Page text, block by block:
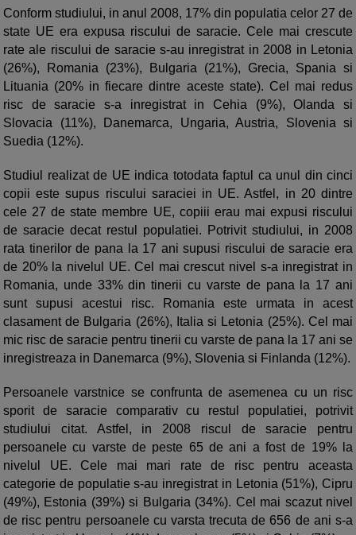
Conform studiului, in anul 2008, 17% din populatia celor 27 de
state UE era expusa riscului de saracie. Cele mai crescute
rate ale riscului de saracie s-au inregistrat in 2008 in Letonia
(26%), Romania (23%), Bulgaria (21%), Grecia, Spania si
Lituania (20% in fiecare dintre aceste state). Cel mai redus
risc de saracie s-a inregistrat in Cehia (9%), Olanda si
Slovacia (11%), Danemarca, Ungaria, Austria, Slovenia si
Suedia (12%).
Studiul realizat de UE indica totodata faptul ca unul din cinci
copii este supus riscului saraciei in UE. Astfel, in 20 dintre
cele 27 de state membre UE, copiii erau mai expusi riscului
de saracie decat restul populatiei. Potrivit studiului, in 2008
rata tinerilor de pana la 17 ani supusi riscului de saracie era
de 20% la nivelul UE. Cel mai crescut nivel s-a inregistrat in
Romania, unde 33% din tinerii cu varste de pana la 17 ani
sunt supusi acestui risc. Romania este urmata in acest
clasament de Bulgaria (26%), Italia si Letonia (25%). Cel mai
mic risc de saracie pentru tinerii cu varste de pana la 17 ani se
inregistreaza in Danemarca (9%), Slovenia si Finlanda (12%).
Persoanele varstnice se confrunta de asemenea cu un risc
sporit de saracie comparativ cu restul populatiei, potrivit
studiului citat. Astfel, in 2008 riscul de saracie pentru
persoanele cu varste de peste 65 de ani a fost de 19% la
nivelul UE. Cele mai mari rate de risc pentru aceasta
categorie de populatie s-au inregistrat in Letonia (51%), Cipru
(49%), Estonia (39%) si Bulgaria (34%). Cel mai scazut nivel
de risc pentru persoanele cu varsta trecuta de 656 de ani s-a